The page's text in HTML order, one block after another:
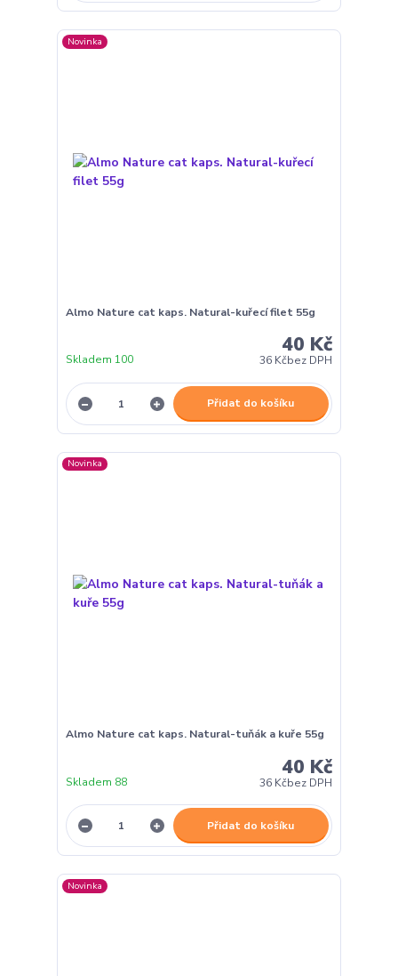
Novinka
Almo Nature cat kaps. Natural-kuřecí filet 55g
40 Kč
36 Kčbez DPH
Skladem 100
Přidat do košíku
Novinka
Almo Nature cat kaps. Natural-tuňák a kuře 55g
40 Kč
36 Kčbez DPH
Skladem 88
Přidat do košíku
Novinka